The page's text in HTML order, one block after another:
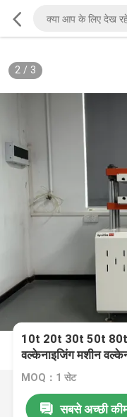
2/ 3
10t 20t 30t 50t 80t
वल्केनाइजिंग मशीन
MOQ：1 सेट
सबसे अच्छी